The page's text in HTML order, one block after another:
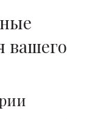
вашего